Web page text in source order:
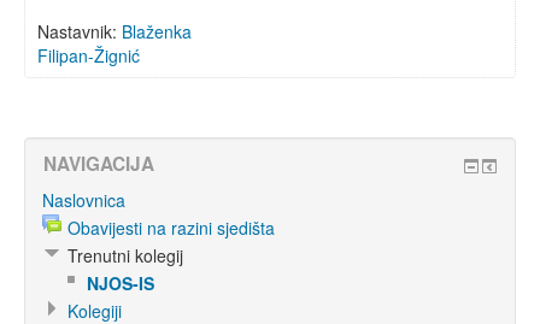
Nastavnik: Blaženka
Filipan-Žignić
NAVIGACIJA
Naslovnica
Obavijesti na razini sjedišta
Trenutni kolegij
NJOS-IS
Kolegiji